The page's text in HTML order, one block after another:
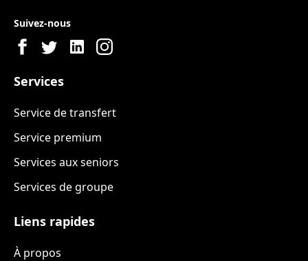
Suivez-nous
Services
Service de transfert
Service premium
Services aux seniors
Services de groupe
Liens rapides
À propos